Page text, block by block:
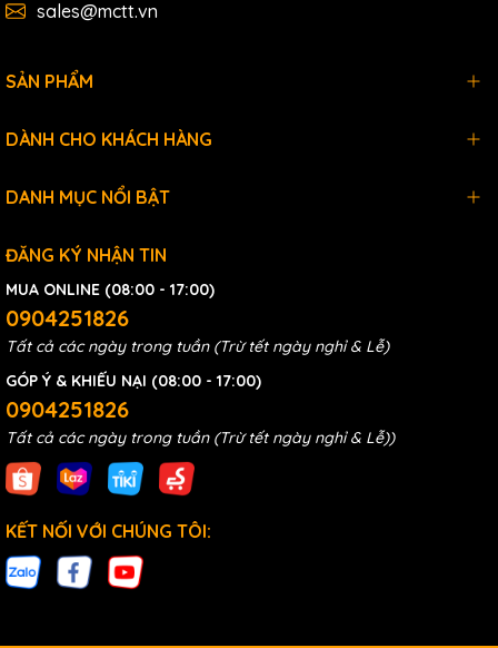
sales@mctt.vn
SẢN PHẨM
DÀNH CHO KHÁCH HÀNG
DANH MỤC NỔI BẬT
ĐĂNG KÝ NHẬN TIN
MUA ONLINE (08:00 - 17:00)
0904251826
Tất cả các ngày trong tuần (Trừ tết ngày nghỉ & Lễ)
GÓP Ý & KHIẾU NẠI (08:00 - 17:00)
0904251826
Tất cả các ngày trong tuần (Trừ tết ngày nghỉ & Lễ))
KẾT NỐI VỚI CHÚNG TÔI: